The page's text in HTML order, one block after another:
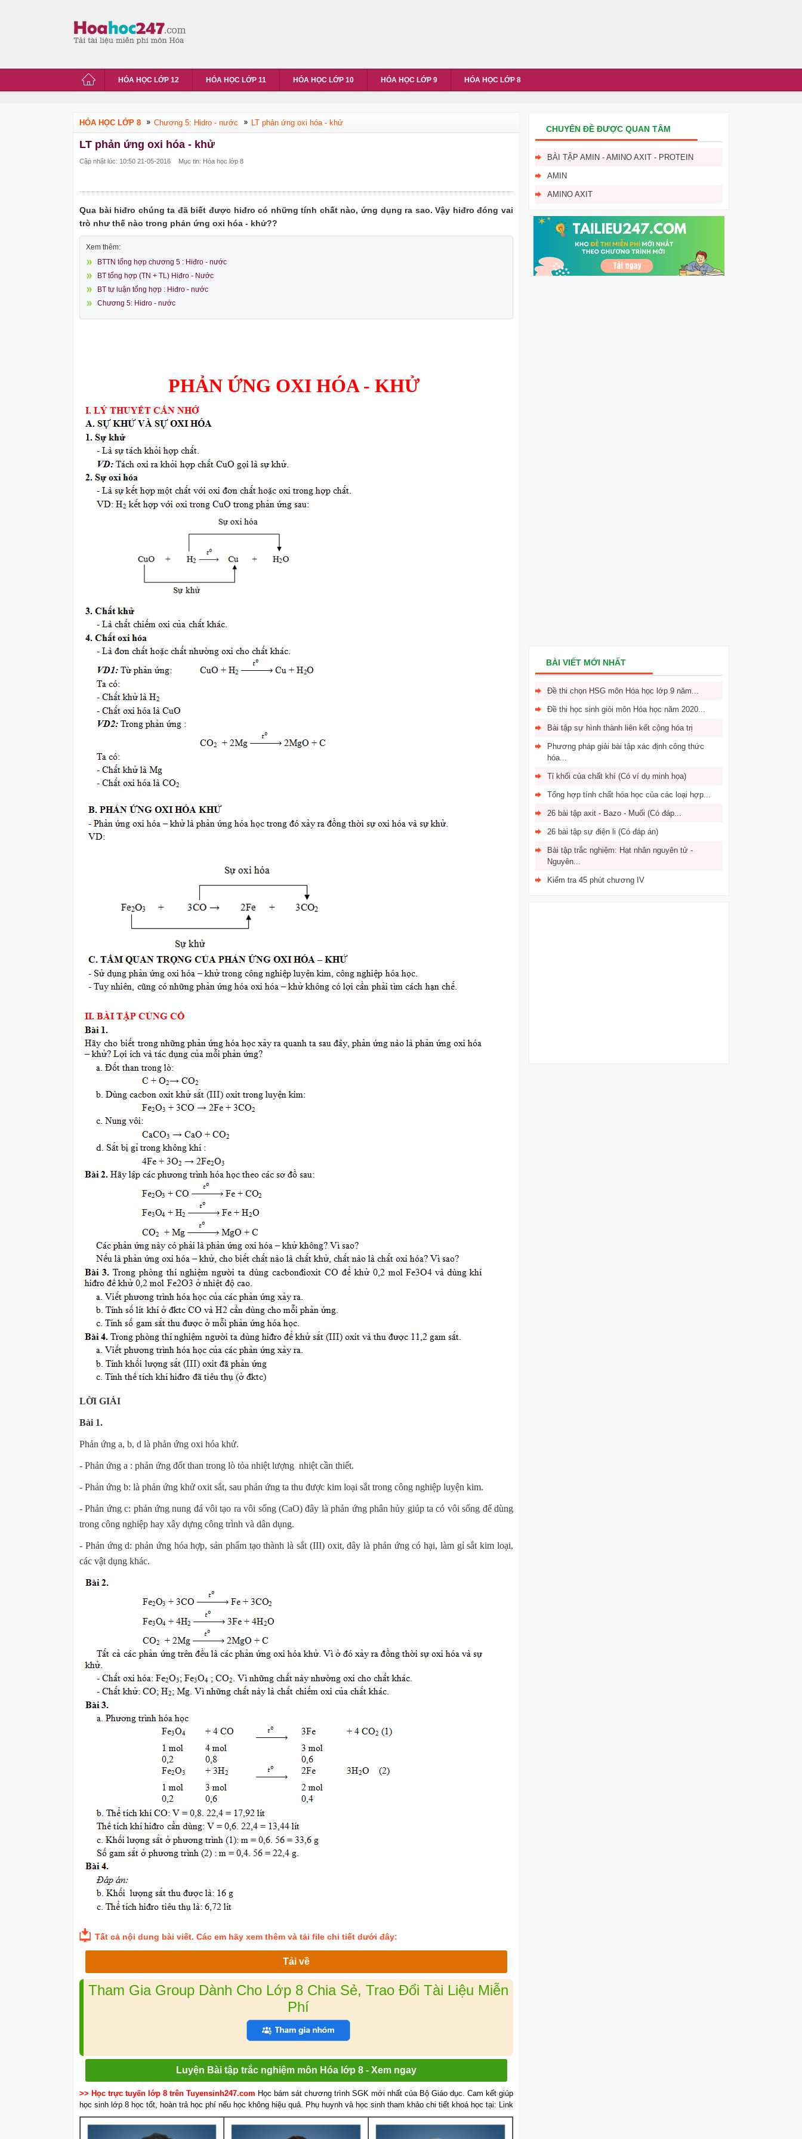
HÓA HỌC LỚP 12 HÓA HỌC LỚP 11 HÓA HỌC LỚP 10 HÓA HỌC LỚP 9 HÓA HỌC LỚP 8
HÓA HỌC LỚP 8 Chương 5: Hidro - nước LT phản ứng oxi hóa - khử
LT phản ứng oxi hóa - khử
Cập nhật lúc: 10:50 21-05-2016 Mục tin: Hóa học lớp 8
Qua bài hiđro chúng ta đã biết được hiđro có những tính chất nào, ứng dụng ra sao. Vậy hiđro đóng vai
trò như thế nào trong phản ứng oxi hóa - khử??
Xem thêm:
BTTN tổng hợp chương 5 : Hiđro - nước
BT tổng hợp (TN + TL) Hiđro - Nước
BT tự luận tổng hợp : Hiđro - nước
Chương 5: Hidro - nước
PHẢN ỨNG OXI HÓA - KHỬ
LỜI GIẢI
Bài 1.
Phản ứng a, b, d là phản ứng oxi hóa khử.
- Phản ứng a : phản ứng đốt than trong lò tỏa nhiệt lượng nhiệt cần thiết.
- Phản ứng b: là phản ứng khử oxit sắt, sau phản ứng ta thu được kim loại sắt trong công nghiệp luyện kim.
- Phản ứng c: phản ứng nung đá vôi tạo ra vôi sống (CaO) đây là phản ứng phân hủy giúp ta có vôi sống để dùng
trong công nghiệp hay xây dựng công trình và dân dụng.
- Phản ứng d: phản ứng hóa hợp, sản phẩm tạo thành là sắt (III) oxit, đây là phản ứng có hại, làm gỉ sắt kim loại,
các vật dụng khác.
Tất cả nội dung bài viết. Các em hãy xem thêm và tải file chi tiết dưới đây:
Tải về
Tham Gia Group Dành Cho Lớp 8 Chia Sẻ, Trao Đổi Tài Liệu Miễn
Phí
Luyện Bài tập trắc nghiệm môn Hóa lớp 8 - Xem ngay
>> Học trực tuyến lớp 8 trên Tuyensinh247.com Học bám sát chương trình SGK mới nhất của Bộ Giáo dục. Cam kết giúp
học sinh lớp 8 học tốt, hoàn trả học phí nếu học không hiệu quả. Phụ huynh và học sinh tham khảo chi tiết khoá học tại: Link
CHUYÊN ĐỀ ĐƯỢC QUAN TÂM
BÀI TẬP AMIN - AMINO AXIT - PROTEIN
AMIN
AMINO AXIT
BÀI VIẾT MỚI NHẤT
Đề thi chọn HSG môn Hóa học lớp 9 năm...
Đề thi học sinh giỏi môn Hóa học năm 2020...
Bài tập sự hình thành liên kết cộng hóa trị
Phương pháp giải bài tập xác định công thức
hóa...
Tỉ khối của chất khí (Có ví dụ minh họa)
Tổng hợp tính chất hóa học của các loại hợp...
26 bài tập axit - Bazo - Muối (Có đáp...
26 bài tập sự điện li (Có đáp án)
Bài tập trắc nghiệm: Hạt nhân nguyên tử -
Nguyên...
Kiểm tra 45 phút chương IV